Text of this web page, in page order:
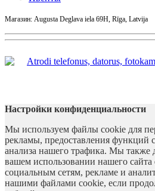
Магазин: Augusta Deglava iela 69H, Rīga, Latvija
Настройки конфиденциальности
Мы используем файлы cookie для
рекламы, предоставления функций
анализа нашего трафика. Мы также
вашем использовании нашего
социальным сетям, рекламе и
нашими файлами cookie, если